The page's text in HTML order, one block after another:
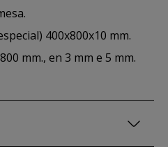
400x800x10 mm.
mm., en 3 mm e 5 mm.